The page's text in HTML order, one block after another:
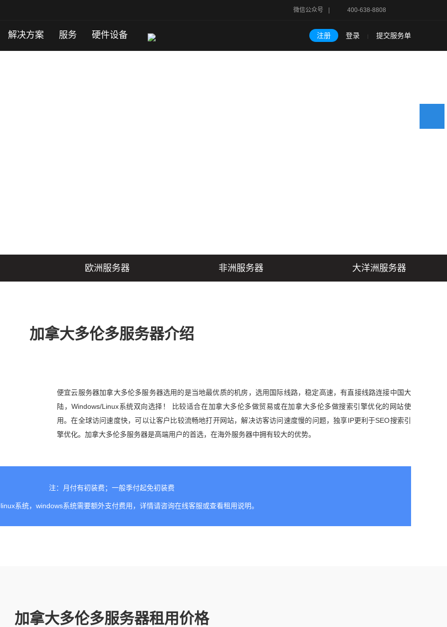
400-638-8808
微信公众号
解决方案 服务 硬件设备 注册 登录 | 提交服务单
欧洲服务器 非洲服务器 大洋洲服务器
加拿大多伦多服务器介绍
便宜云服务器加拿大多伦多服务器选用的是当地最优质的机房，选用国际线路，稳定高速，有直接线路连接中国大
陆，Windows/Linux系统双向选择！ 比较适合在加拿大多伦多做贸易或在加拿大多伦多做搜索引擎优化的网站使
用。在全球访问速度快，可以让客户比较流畅地打开网站，解决访客访问速度慢的问题，独享IP更利于SEO搜索引
擎优化。加拿大多伦多服务器是高端用户的首选，在海外服务器中拥有较大的优势。
注：月付有初装费；一般季付起免初装费
系统，windows系统需要额外支付费用，详情请咨询在线客服或查看租用说明。
加拿大多伦多服务器租用价格